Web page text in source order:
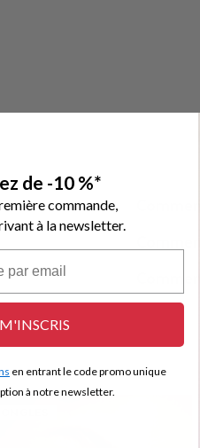
de -10 %*
commande,
à la newsletter.
M'INSCRIS
en entrant le code promo unique
à notre newsletter.